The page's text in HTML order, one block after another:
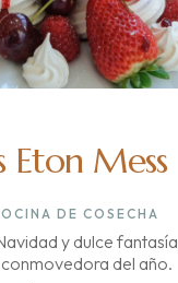
Eton Mess
DE COSECHA
y dulce fantasía
del año.